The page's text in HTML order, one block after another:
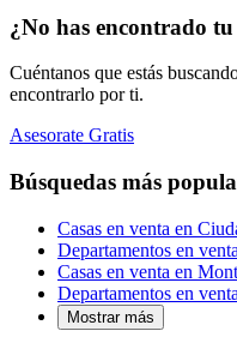
¿No has encontrado
Cuéntanos que estás
encontrarlo por ti.
Asesorate Gratis
Búsquedas más
Casas en venta en
Departamentos en
Casas en venta en
Departamentos en
Mostrar más